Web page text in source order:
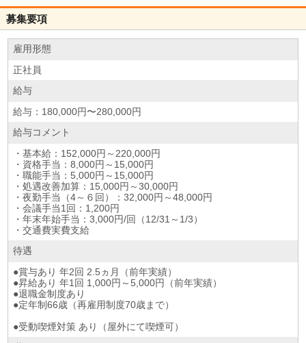
募集要項
雇用形態
正社員
給与
給与：180,000円〜280,000円
給与コメント
・基本給：152,000円～220,000円
・資格手当：8,000円～15,000円
・職能手当：5,000円～15,000円
・処遇改善加算：15,000円～30,000円
・夜勤手当（4～６回）：32,000円～48,000円
・会議手当1回：1,200円
・年末年始手当：3,000円/回（12/31～1/3）
・交通費実費支給
待遇
●賞与あり 年2回 2.5ヵ月（前年実績）
●昇給あり 年1回 1,000円～5,000円（前年実績）
●退職金制度あり
●定年制66歳（再雇用制度70歳まで）
●受動喫煙対策 あり（屋外にて喫煙可）